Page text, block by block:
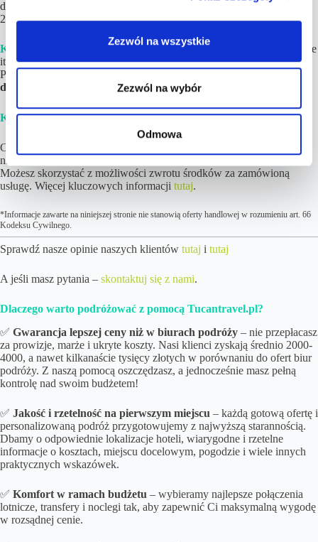
Zezwól na wszystkie
Zezwól na wybór
Odmowa
do rezerwacji. Zwykle
(maksymalnie do
24 h ) w dni robocze.
Krok 3. Dokonaj rezerwacjiposzczególnych elementów (loty, hotele
itd.)na podstawie linkówi opisów znajdujących się w Planie
Podróży. Jeśli tylko chcesz,
noclegi możesz zapłacić nawet do kilku
dni przed wylotem!
Krok 4.Ciesz się z nadchodzących wakacji! 😉
Cena podróży wzrosła więcej niż 10% od wskazanej w ofercie? Nic
nie tracisz! W pierwszej kolejności i tak Cię o tym poinformujemy.
Możesz skorzystać z możliwości zwrotu środków za zamówioną
usługę. Więcej kluczowych informacji tutaj.
*Informacje zawarte na niniejszej stronie nie stanowią oferty handlowej w rozumieniu art. 66
Kodeksu Cywilnego.
Sprawdź nasze opinie naszych klientów tutaj i tutaj
A jeśli masz pytania – skontaktuj się z nami.
Dlaczego warto podróżować z pomocą Tucantravel.pl?
✅ Gwarancja lepszej ceny niż w biurach podróży – nie przepłacasz
za prowizje, marże i ukryte koszty. Nasi klienci zyskają średnio 2000-
4000, a nawet kilkanaście tysięcy złotych w porównaniu do ofert biur
podróży. Z naszą pomocą oszczędzasz, a jednocześnie masz pełną
kontrolę nad swoim budżetem!
✅ Jakość i rzetelność na pierwszym miejscu – każdą gotową ofertę i
personalizowaną podróż przygotowujemy z najwyższą starannością.
Dbamy o odpowiednie lokalizacje hoteli, wiarygodne i rzetelne
informacje o kosztach, miejscu docelowym, pogodzie i wiele innych
praktycznych wskazówek.
✅ Komfort w ramach budżetu – wybieramy najlepsze połączenia
lotnicze, transfery i noclegi tak, aby zapewnić Ci maksymalną wygodę
w rozsądnej cenie.